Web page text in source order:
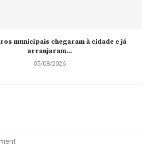
municipais chegaram à cidade e já
arranjaram...
05/08/2026